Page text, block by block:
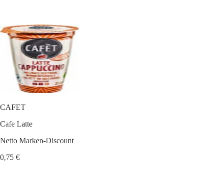
CAFET
Cafe Latte
Netto Marken-Discount
0,75 €